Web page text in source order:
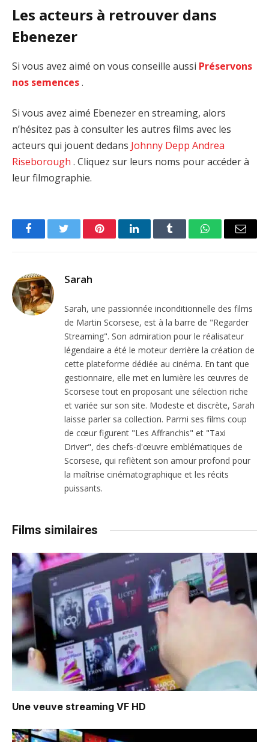
Les acteurs à retrouver dans
Ebenezer
Si vous avez aimé on vous conseille aussi Préservons
nos semences.
Si vous avez aimé Ebenezer en streaming, alors
n’hésitez pas à consulter les autres films avec les
acteurs qui jouent dedans Johnny Depp Andrea
Riseborough . Cliquez sur leurs noms pour accéder à
leur filmographie.
FacebookTwitter PinterestLinkedInTumblr WhatsAppEmail
Sarah
Sarah, une passionnée inconditionnelle des films
de Martin Scorsese, est à la barre de "Regarder
Streaming". Son admiration pour le réalisateur
légendaire a été le moteur derrière la création de
cette plateforme dédiée au cinéma. En tant que
gestionnaire, elle met en lumière les œuvres de
Scorsese tout en proposant une sélection riche
et variée sur son site. Modeste et discrète, Sarah
laisse parler sa collection. Parmi ses films coup
de cœur figurent "Les Affranchis" et "Taxi
Driver", des chefs-d'œuvre emblématiques de
Scorsese, qui reflètent son amour profond pour
la maîtrise cinématographique et les récits
puissants.
Films similaires
Une veuve streaming VF HD